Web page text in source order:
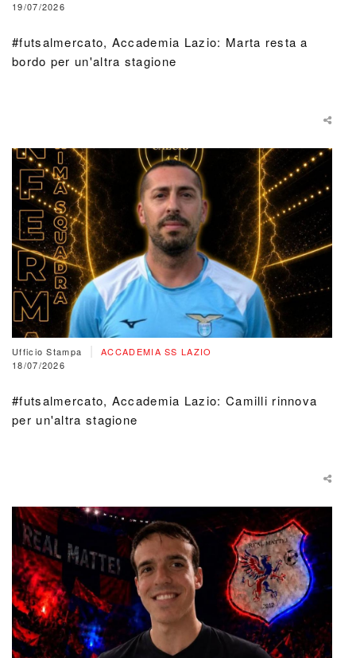
19/07/2026
#futsalmercato, Accademia Lazio: Marta resta a
bordo per un'altra stagione
Ufficio Stampa
ACCADEMIA SS LAZIO
18/07/2026
#futsalmercato, Accademia Lazio: Camilli rinnova
per un'altra stagione